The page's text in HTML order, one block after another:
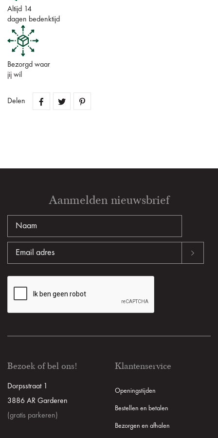
Altijd 14
dagen bedenktijd
Bezorgd waar
jij wil
Delen
Aanmelden nieuwsbrief
Bezoek of bel ons!
Dorpsstraat 1
3886 AR Garderen
(gratis parkeren)
Klantenservice
Openingstijden
Bestellen en betalen
Bezorgen en afhalen